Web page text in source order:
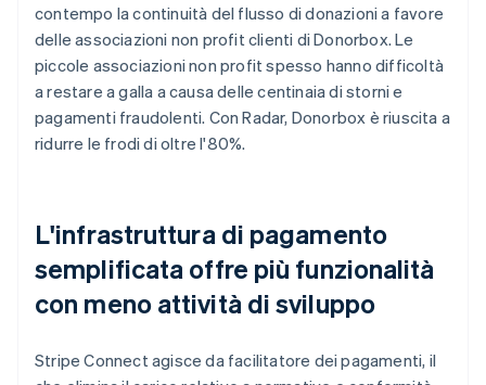
contempo la continuità del flusso di donazioni a favore
delle associazioni non profit clienti di Donorbox. Le
piccole associazioni non profit spesso hanno difficoltà
a restare a galla a causa delle centinaia di storni e
pagamenti fraudolenti. Con Radar, Donorbox è riuscita a
ridurre le frodi di oltre l'80%.
L'infrastruttura di pagamento
semplificata offre più funzionalità
con meno attività di sviluppo
Stripe Connect agisce da facilitatore dei pagamenti, il